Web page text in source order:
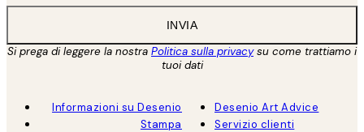
INVIA
Si prega di leggere la nostra Politica sulla privacysu come trattiamo i
tuoi dati
Informazioni su Desenio
Stampa
Desenio Art Advice
Servizio clienti